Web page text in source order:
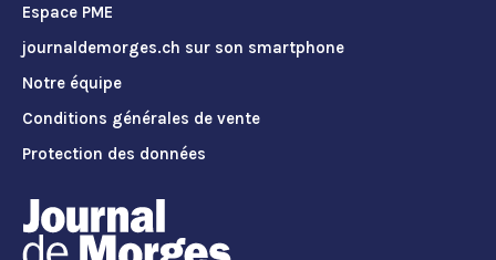
Espace PME
journaldemorges.ch sur son smartphone
Notre équipe
Conditions générales de vente
Protection des données